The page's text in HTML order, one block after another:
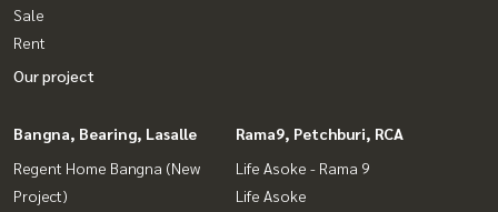
Sale
Rent
Our project
Bangna, Bearing, Lasalle
Regent Home Bangna (New
Project)
Rama9, Petchburi, RCA
Life Asoke - Rama 9
Life Asoke